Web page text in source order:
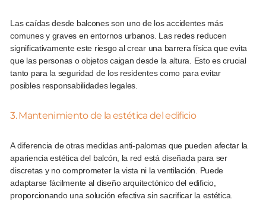
Las caídas desde balcones son uno de los accidentes más
comunes y graves en entornos urbanos. Las redes reducen
significativamente este riesgo al crear una barrera física que evita
que las personas o objetos caigan desde la altura. Esto es crucial
tanto para la seguridad de los residentes como para evitar
posibles responsabilidades legales.
3. Mantenimiento de la estética del edificio
A diferencia de otras medidas anti-palomas que pueden afectar la
apariencia estética del balcón, la red está diseñada para ser
discretas y no comprometer la vista ni la ventilación. Puede
adaptarse fácilmente al diseño arquitectónico del edificio,
proporcionando una solución efectiva sin sacrificar la estética.